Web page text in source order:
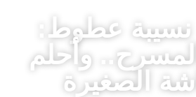
نسيبة عطوط:
وأحلم
الصغيرة